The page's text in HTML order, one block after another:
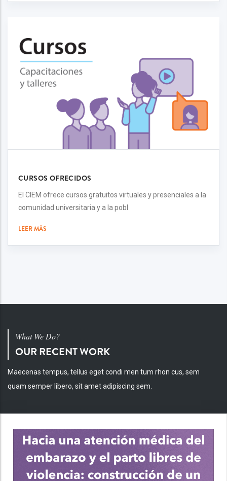
CURSOS OFRECIDOS
El CIEM ofrece cursos gratuitos virtuales y presenciales a la
comunidad universitaria y a la pobl
LEER MÁS
What We Do?
OUR RECENT WORK
Maecenas tempus, tellus eget condi men tum rhon cus, sem
quam semper libero, sit amet adipiscing sem.